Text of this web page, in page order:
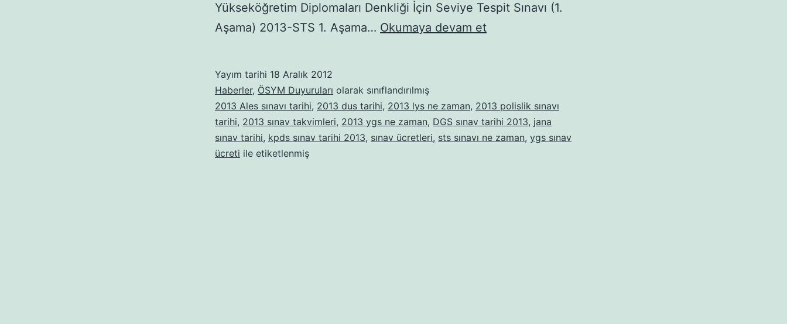
Yükseköğretim Diplomaları Denkliği İçin Seviye Tespit Sınavı (1.
Aşama) 2013-STS 1. Aşama… Okumaya devam et2013
Yayım tarihi 18 Aralık 2012
Haberler, ÖSYM Duyuruları olarak sınıflandırılmış
2013 Ales sınavı tarihi, 2013 dus tarihi, 2013 lys ne zaman, 2013 polislik sınavı
tarihi, 2013 sınav takvimleri, 2013 ygs ne zaman, DGS sınav tarihi 2013, jana
sınav tarihi, kpds sınav tarihi 2013, sınav ücretleri, sts sınavı ne zaman, ygs sınav
ücreti ile etiketlenmiş